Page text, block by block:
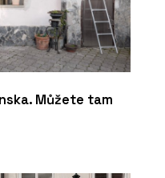
Můžete tam